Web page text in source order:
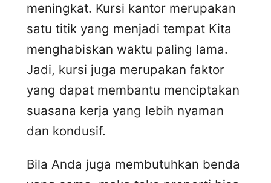
meningkat. Kursi kantor merupakan
satu titik yang menjadi tempat Kita
menghabiskan waktu paling lama.
Jadi, kursi juga merupakan faktor
yang dapat membantu menciptakan
suasana kerja yang lebih nyaman
dan kondusif.
Bila Anda juga membutuhkan benda